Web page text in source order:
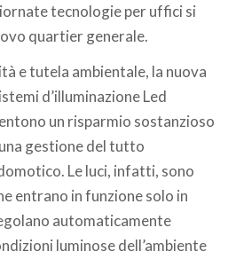
tecnologie per uffici si
quartier generale.
e tutela ambientale, la nuova
d’illuminazione Led
un risparmio sostanzioso
gestione del tutto
Le luci, infatti, sono
entrano in funzione solo in
automaticamente
luminose dell’ambiente